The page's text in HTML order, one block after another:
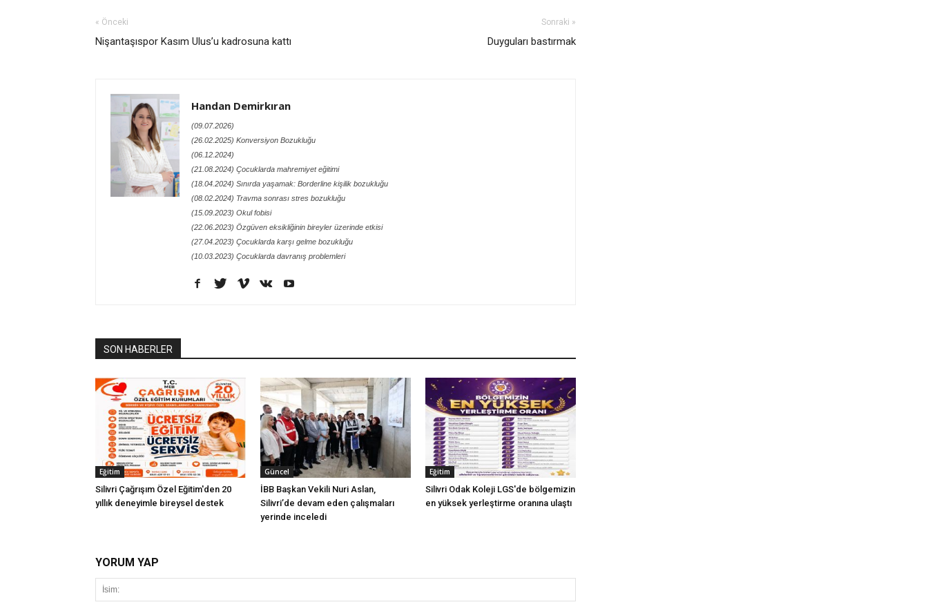
« Önceki
Nişantaşıspor Kasım Ulus’u kadrosuna kattı
Sonraki »
Duyguları bastırmak
Handan Demirkıran
(09.07.2026)
(26.02.2025) Konversiyon Bozukluğu
(06.12.2024)
(21.08.2024) Çocuklarda mahremiyet eğitimi
(18.04.2024) Sınırda yaşamak: Borderline kişilik bozukluğu
(08.02.2024) Travma sonrası stres bozukluğu
(15.09.2023) Okul fobisi
(22.06.2023) Özgüven eksikliğinin bireyler üzerinde etkisi
(27.04.2023) Çocuklarda karşı gelme bozukluğu
(10.03.2023) Çocuklarda davranış problemleri
SON HABERLER
Eğitim
Silivri Çağrışım Özel Eğitim'den 20
yıllık deneyimle bireysel destek
Güncel
İBB Başkan Vekili Nuri Aslan,
Silivri’de devam eden çalışmaları
yerinde inceledi
Eğitim
Silivri Odak Koleji LGS'de bölgemizin
en yüksek yerleştirme oranına ulaştı
YORUM YAP